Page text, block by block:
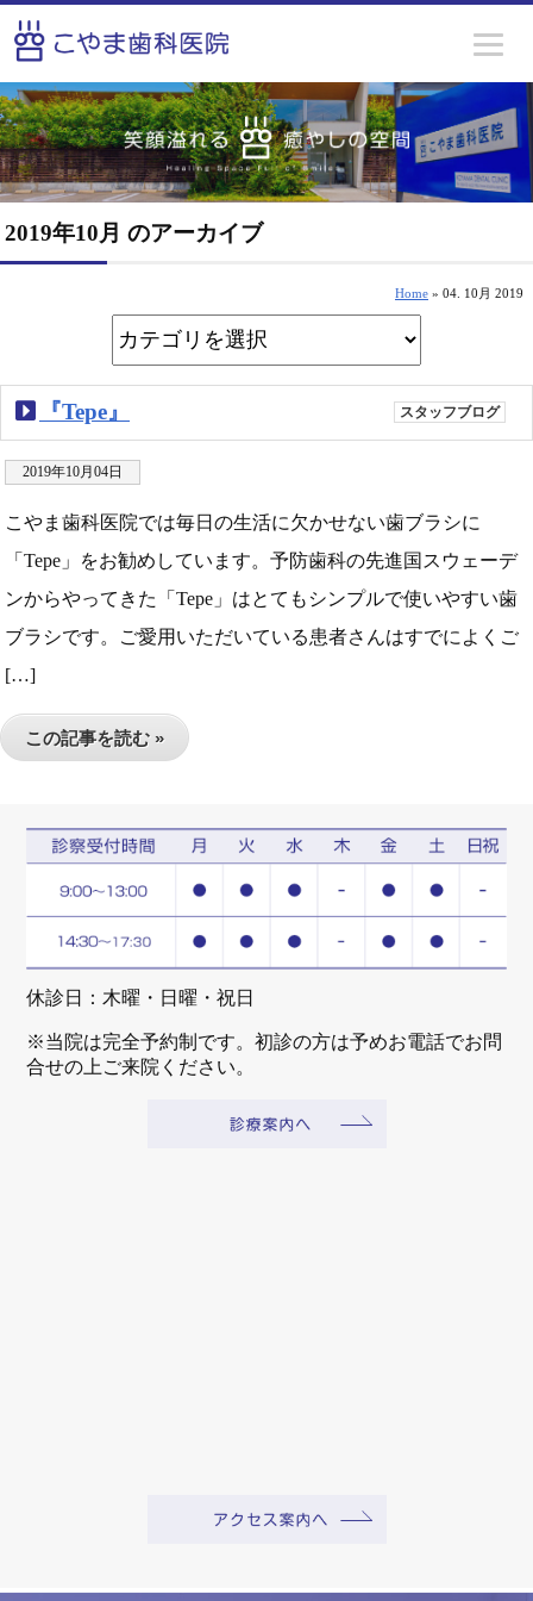
2019年10月 のアーカイブ
Home » 04. 10月 2019
『Tepe』 スタッフブログ
2019年10月04日
こやま歯科医院では毎日の生活に欠かせない歯ブラシに
「Tepe」をお勧めしています。予防歯科の先進国スウェーデ
ンからやってきた「Tepe」はとてもシンプルで使いやすい歯
ブラシです。ご愛用いただいている患者さんはすでによくご
[…]
この記事を読む »
休診日：木曜・日曜・祝日
※当院は完全予約制です。初診の方は予めお電話でお問
合せの上ご来院ください。